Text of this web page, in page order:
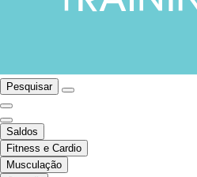
Pesquisar
Saldos
Fitness e Cardio
Musculação